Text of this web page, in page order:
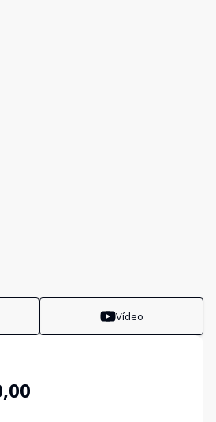
Vídeo